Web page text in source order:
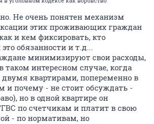
Не очень понятен механизм
этих проживающих граждан
и кем фиксировать, кто
обязанности и т.д...
минимизируют свои расходы,
таком интересном случае, когда
двумя квартирами, попеременно в
и почему - не стоит обсуждать -
но в одной квартире он
по счетчикам и платит в свою
- по нормативам, но